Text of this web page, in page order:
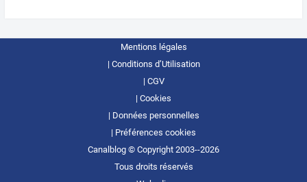
Mentions légales
Conditions d’Utilisation
CGV
Cookies
Données personnelles
Préférences cookies
Canalblog © Copyright 2003--2026
Tous droits réservés